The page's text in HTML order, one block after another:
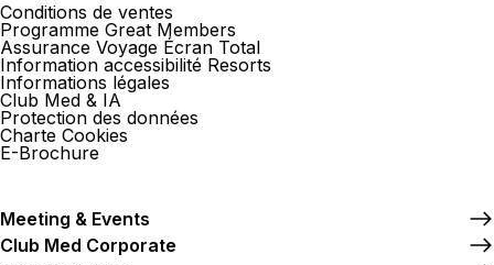
Conditions de ventes
Programme Great Members
Assurance Voyage Écran Total
Information accessibilité Resorts
Informations légales
Club Med & IA
Protection des données
Charte Cookies
E-Brochure
Meeting & Events
Club Med Corporate